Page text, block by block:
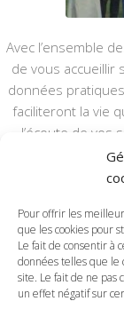
Pour offrir les
que les cookies pour
Le fait de consentir à
données telles que le
site. Le fait de ne
un effet négatif sur
Avec l’ensemble
de vous accueillir
données
faciliteront la vie
l’écoute de vos
Ce type de
annuel, nous le